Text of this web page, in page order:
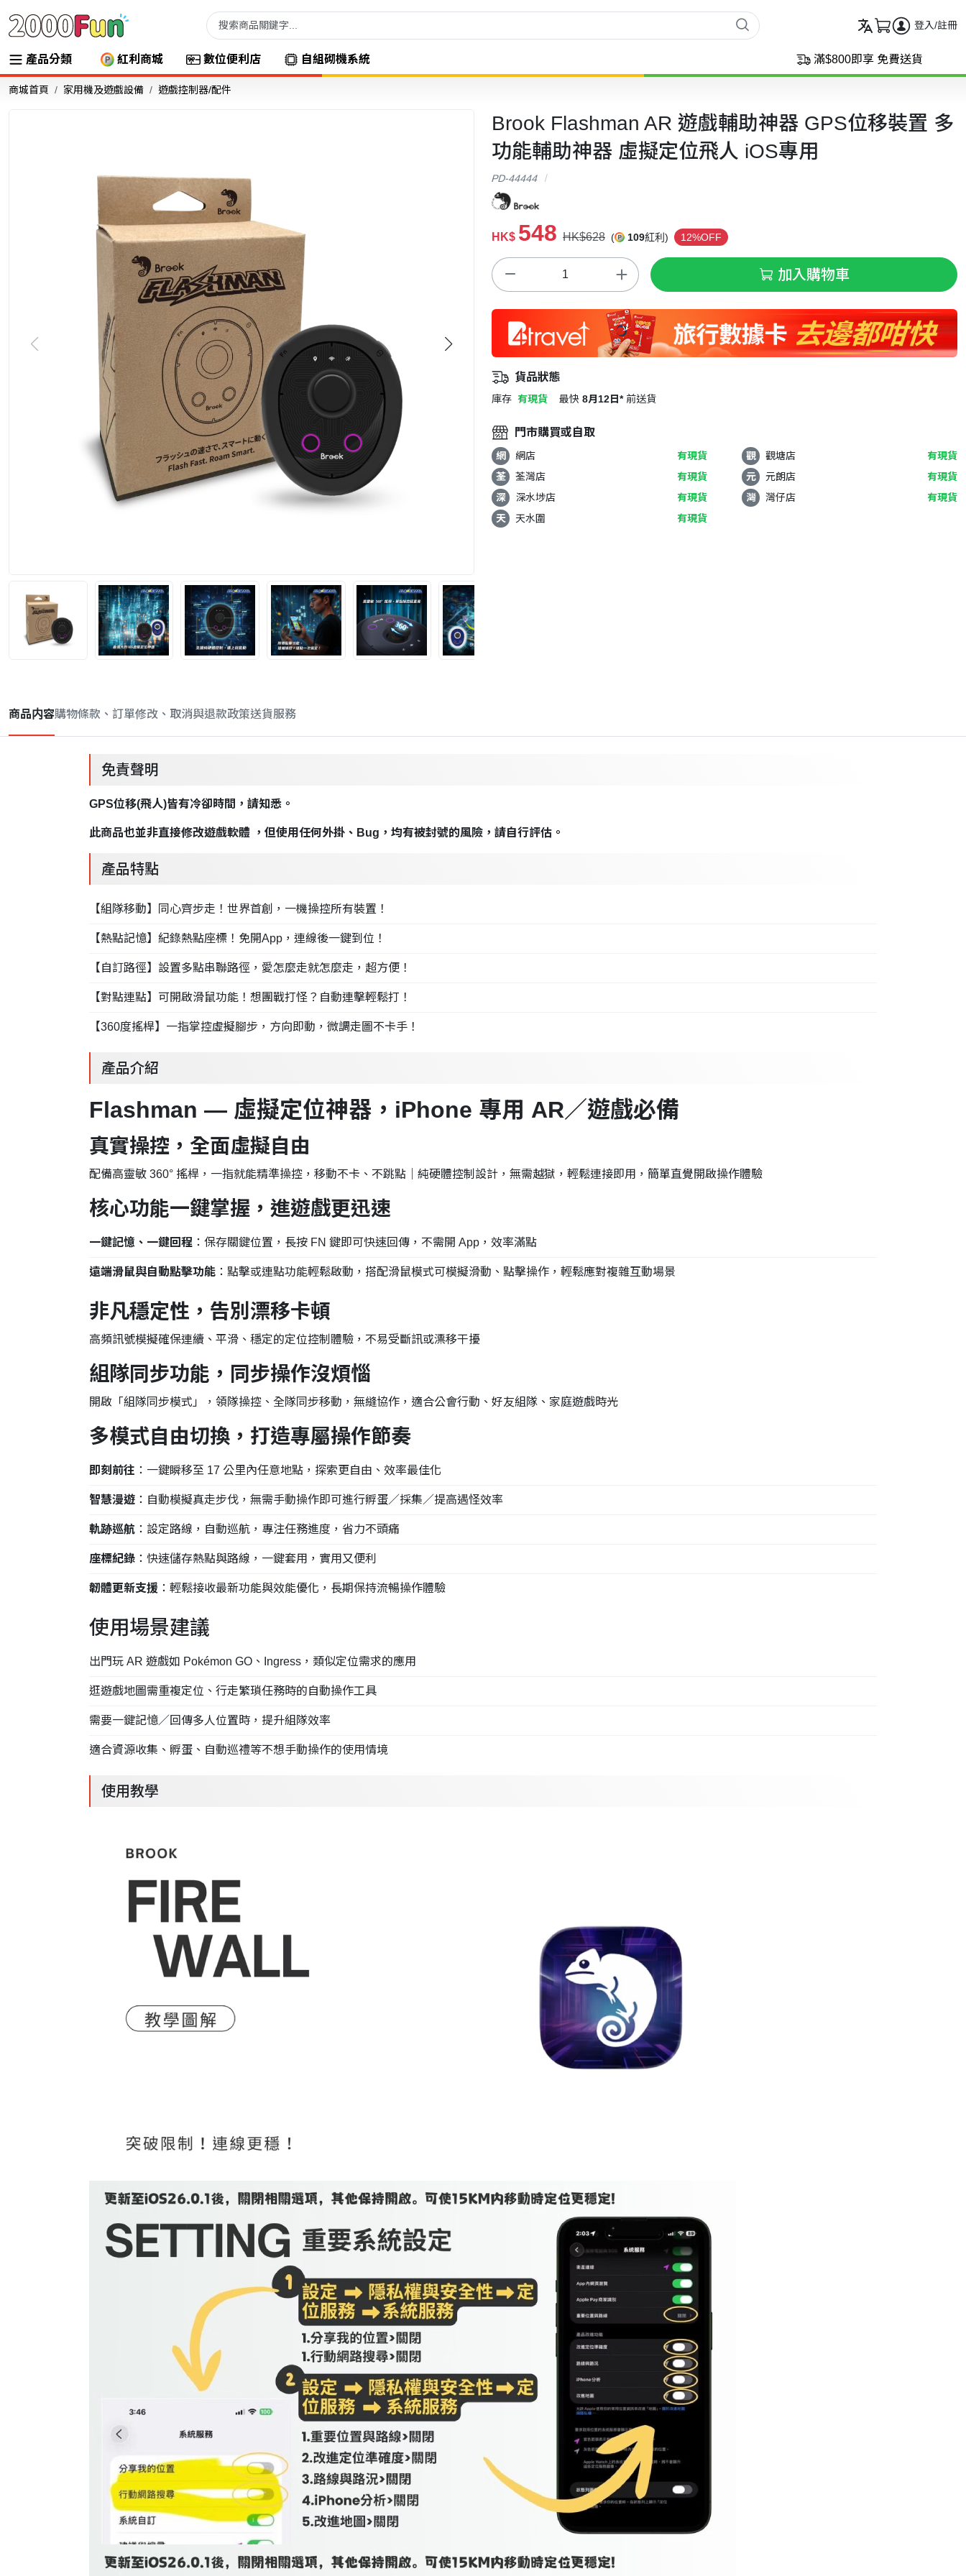
登入/註冊
產品分類 紅利商城 數位便利店 自組砌機系統 滿$800即享 免費送貨
商城首頁 家用機及遊戲設備 遊戲控制器/配件
Brook Flashman AR 遊戲輔助神器 GPS位移裝置 多
功能輔助神器 虛擬定位飛人 iOS專用
PD-44444
HK$ 548 HK$628 ( 109紅利) 12%OFF
加入購物車
貨品狀態
庫存 有現貨 最快 8月12日* 前送貨
門市購買或自取
網 網店 有現貨 觀 觀塘店
有現貨
荃
荃灣店 有現貨 元 元朗店
有現貨
深
深水埗店 有現貨 灣 灣仔店
有現貨
天
天水圍 有現貨
商品内容購物條款、訂單修改、取消與退款政策送貨服務
免責聲明
GPS位移(飛人)皆有冷卻時間，請知悉。
此商品也並非直接修改遊戲軟體 ，但使用任何外掛、Bug，均有被封號的風險，請自行評估。
產品特點
【組隊移動】同心齊步走！世界首創，一機操控所有裝置！
【熱點記憶】紀錄熱點座標！免開App，連線後一鍵到位！
【自訂路徑】設置多點串聯路徑，愛怎麼走就怎麼走，超方便！
【對點連點】可開啟滑鼠功能！想團戰打怪？自動連擊輕鬆打！
【360度搖桿】一指掌控虛擬腳步，方向即動，微調走圖不卡手！
產品介紹
Flashman — 虛擬定位神器，iPhone 專用 AR／遊戲必備
真實操控，全面虛擬自由
配備高靈敏 360° 搖桿，一指就能精準操控，移動不卡、不跳點｜純硬體控制設計，無需越獄，輕鬆連接即用，簡單直覺開啟操作體驗
核心功能一鍵掌握，進遊戲更迅速
一鍵記憶、一鍵回程 ：保存關鍵位置，長按 FN 鍵即可快速回傳，不需開 App，效率滿點
遠端滑鼠與自動點擊功能 ：點擊或連點功能輕鬆啟動，搭配滑鼠模式可模擬滑動、點擊操作，輕鬆應對複雜互動場景
非凡穩定性，告別漂移卡頓
高頻訊號模擬確保連續、平滑、穩定的定位控制體驗，不易受斷訊或漂移干擾
組隊同步功能，同步操作沒煩惱
開啟「組隊同步模式」，領隊操控、全隊同步移動，無縫協作，適合公會行動、好友組隊、家庭遊戲時光
多模式自由切換，打造專屬操作節奏
即刻前往 ：一鍵瞬移至 17 公里內任意地點，探索更自由、效率最佳化
智慧漫遊 ：自動模擬真走步伐，無需手動操作即可進行孵蛋／採集／提高遇怪效率
軌跡巡航 ：設定路線，自動巡航，專注任務進度，省力不頭痛
座標紀錄 ：快速儲存熱點與路線，一鍵套用，實用又便利
韌體更新支援 ：輕鬆接收最新功能與效能優化，長期保持流暢操作體驗
使用場景建議
出門玩 AR 遊戲如 Pokémon GO、Ingress，類似定位需求的應用
逛遊戲地圖需重複定位、行走繁瑣任務時的自動操作工具
需要一鍵記憶／回傳多人位置時，提升組隊效率
適合資源收集、孵蛋、自動巡禮等不想手動操作的使用情境
使用教學